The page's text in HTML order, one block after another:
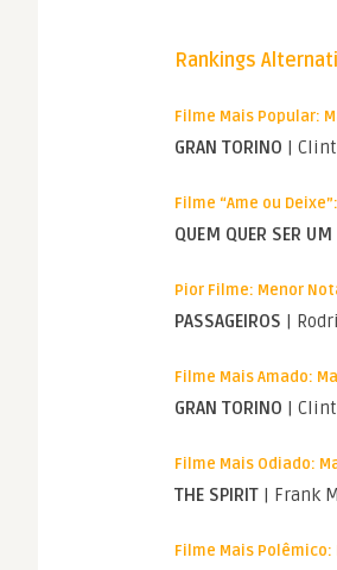
Rankings
Filme Mais Popular:
GRAN TORINO | Clint
Filme “Ame ou
QUEM QUER SER
Pior Filme: Menor
PASSAGEIROS |
Filme Mais Amado:
GRAN TORINO |
Filme Mais Odiado:
THE SPIRIT | Frank
Filme Mais Polêmico: